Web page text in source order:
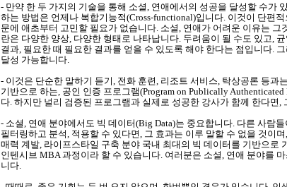
- 만약 한 두 가지의 기술을 통해 소셜, 연애에서의 성공을 달성할 수가
하는 방법은 언제나 복합기능적(Cross-functional)입니다. 이것이 단편
문에 애초부터 고민할 필요가 없습니다. 소셜, 연애가 어려운 이유는
란은 다양한 양상, 다양한 형태로 나타납니다. 두려움이 될 수도 있고,
결과, 필요한 때 필요한 결과를 얻을 수 있도록 해야 한다는 점입니다.
달성 가능합니다.
- 이것은 단순한 말하기 듣기, 전화 훈련, 리조트 서비스, 탁상공론 등
기반으로 하는, 공인 인증 프로그램(Program on Publically
다. 하지만 널리 검증된 프로그램과 실제로 성공한 강사가 함께 한다면,
- 소셜, 연애 분야에서도 빅 데이터(Big Data)는 중요합니다. 다른 사람
필터링하고 분석, 적용할 수 있다면, 그 효과는 이루 말할 수 없을 것이
매력 계발, 라이프스타일 구축 분야 국내 최대의 빅 데이터를 기반으
인텐시브 MBA 과정이라 할 수 있습니다. 여러분은 소셜, 연애 분야를
니다.